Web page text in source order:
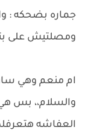
جماره بضحكه :
ومصلتيش على
ام منعم وهي
والسلام،، بس
العفاشه